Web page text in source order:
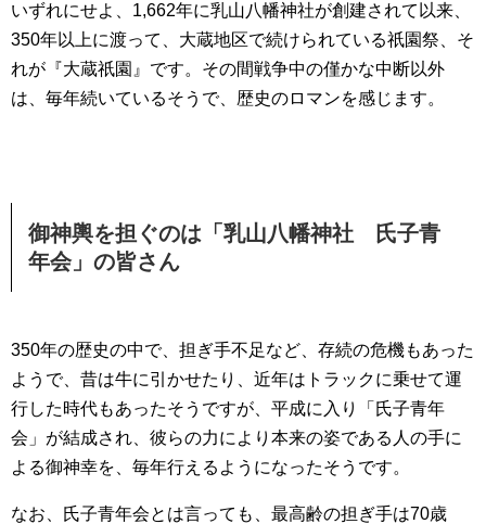
いずれにせよ、1,662年に乳山八幡神社が創建されて以来、
350年以上に渡って、大蔵地区で続けられている祇園祭、そ
れが『大蔵祇園』です。その間戦争中の僅かな中断以外
は、毎年続いているそうで、歴史のロマンを感じます。
御神輿を担ぐのは「乳山八幡神社 氏子青
年会」の皆さん
350年の歴史の中で、担ぎ手不足など、存続の危機もあった
ようで、昔は牛に引かせたり、近年はトラックに乗せて運
行した時代もあったそうですが、平成に入り「氏子青年
会」が結成され、彼らの力により本来の姿である人の手に
よる御神幸を、毎年行えるようになったそうです。
なお、氏子青年会とは言っても、最高齢の担ぎ手は70歳